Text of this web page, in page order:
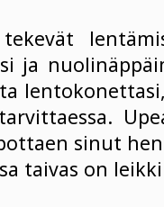
ja
sinut
taivas on